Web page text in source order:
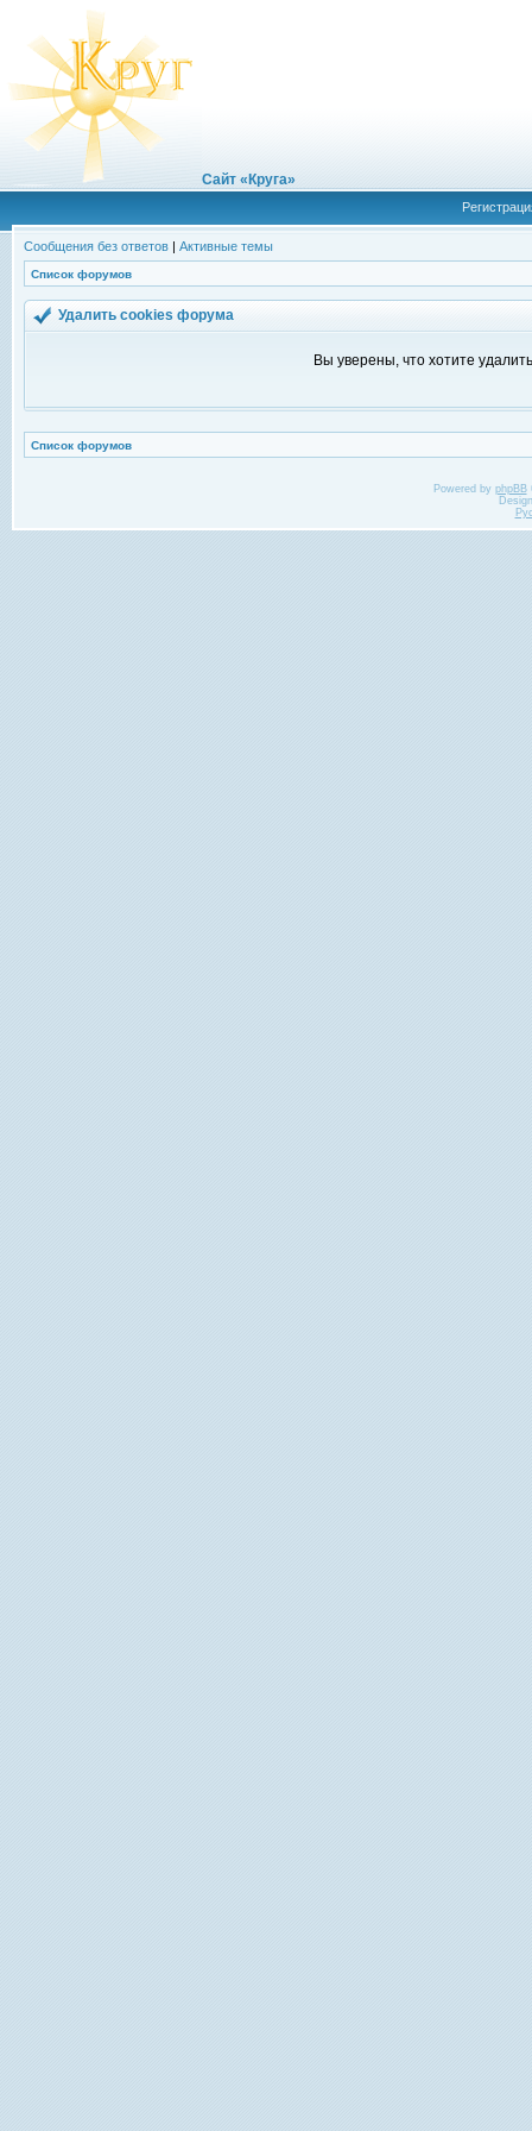
Сайт «Круга»
Сообщения без ответов | Активные темы
Список форумов
Удалить cookies форума
Вы уверены, что хотите
Список форумов
Powered by phpBB